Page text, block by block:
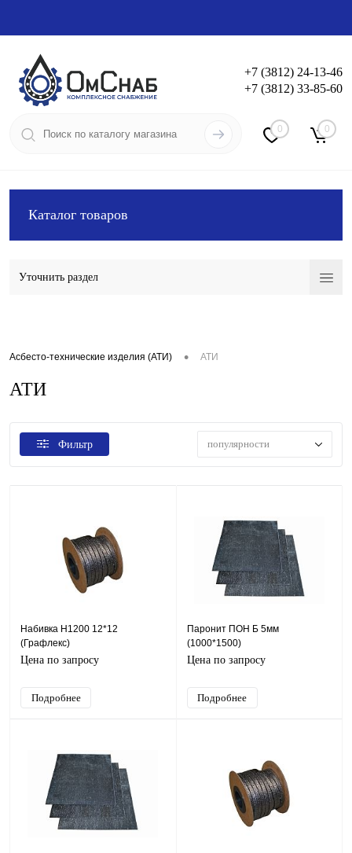
Вход Регистрация
+7 (3812) 24-13-46
+7 (3812) 33-85-60
0 0
Каталог товаров
Уточнить раздел
Асбесто-технические изделия (АТИ) • АТИ
АТИ
Фильтр популярности
Набивка Н1200 12*12
(Графлекс)
Цена по запросу
Подробнее
Паронит ПОН Б 5мм
(1000*1500)
Цена по запросу
Подробнее